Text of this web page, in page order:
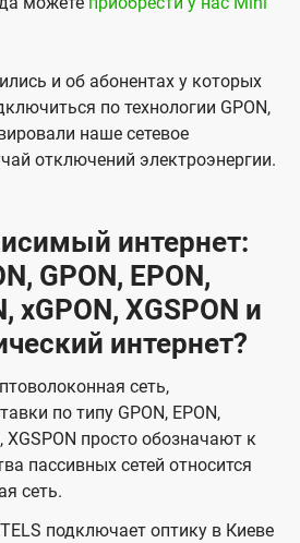
и об абонентах у которых
по технологии GPON,
наше сетевое
отключений электроэнергии.
интернет:
GPON, EPON,
xGPON, XGSPON и
интернет?
сеть,
по типу GPON, EPON,
XGSPON просто обозначают к
пассивных сетей относится
сеть.
подключает оптику в Киеве